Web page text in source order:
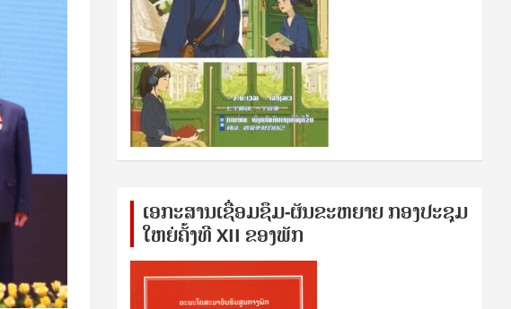
ເອກ​ະ​ສານ​ເຊ​ື່ອມ​ຊ​ຶມ-ຜັນ​ຂະ​ຫ​ຍາຍ ກອງ​ປະ​ຊຸມ​
ໃຫຍ່​ຄັ້ງ​ທີ XII ຂອງ​ພັກ